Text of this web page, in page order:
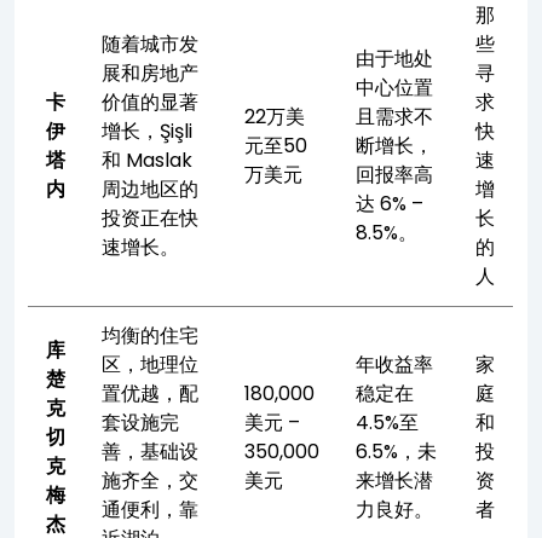
卡
伊
塔
内
随着城市发
展和房地产
价值的显著
增长，Şişli
和 Maslak
周边地区的
投资正在快
速增长。
22万美
元至50
万美元
由于地处
中心位置
且需求不
断增长，
回报率高
达 6% –
8.5%。
那
些
寻
求
快
速
增
长
的
人
库
楚
克
切
克
梅
杰
均衡的住宅
区，地理位
置优越，配
套设施完
善，基础设
施齐全，交
通便利，靠
180,000
美元 –
350,000
美元
年收益率
稳定在
4.5%至
6.5%，未
来增长潜
力良好。
家
庭
和
投
资
者